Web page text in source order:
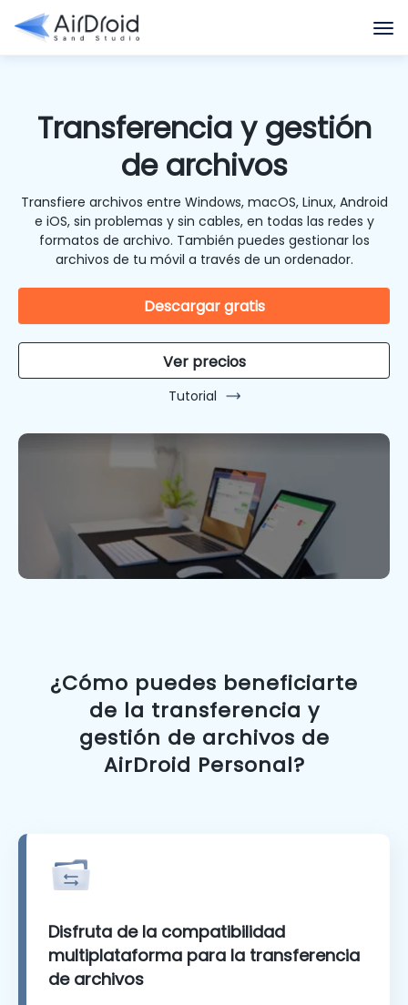
Transferencia y gestión
de archivos
Transfiere archivos entre Windows, macOS, Linux, Android
e iOS, sin problemas y sin cables, en todas las redes y
formatos de archivo. También puedes gestionar los
archivos de tu móvil a través de un ordenador.
Descargar gratis
Ver precios
Tutorial
¿Cómo puedes beneficiarte
de la transferencia y
gestión de archivos de
AirDroid Personal?
Disfruta de la compatibilidad
multiplataforma para la transferencia
de archivos